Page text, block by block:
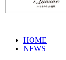
HOME
NEWS